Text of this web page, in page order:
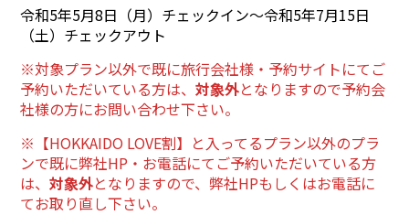
令和5年5月8日（月）チェックイン～令和5年7月15日
（土）チェックアウト
※対象プラン以外で既に旅行会社様・予約サイトにてご
予約いただいている方は、対象外となりますので予約会
社様の方にお問い合わせ下さい。
※【HOKKAIDO LOVE割】と入ってるプラン以外のプラ
ンで既に弊社HP・お電話にてご予約いただいている方
は、対象外となりますので、弊社HPもしくはお電話に
てお取り直し下さい。